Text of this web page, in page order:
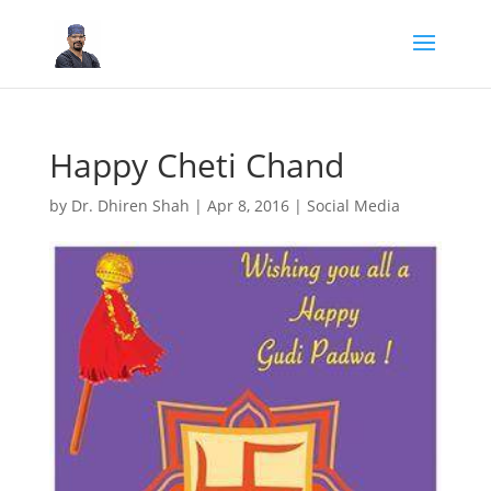
Happy Cheti Chand
by Dr. Dhiren Shah | Apr 8, 2016| Social Media